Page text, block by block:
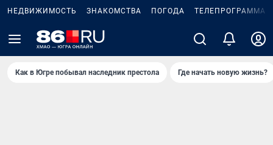
НЕДВИЖИМОСТЬ ЗНАКОМСТВА ПОГОДА ТЕЛЕПРОГРАММА
Как в Югре побывал наследник престола Где начать новую жизнь?